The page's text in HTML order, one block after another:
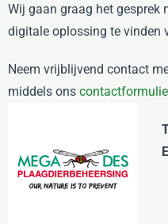
Wij gaan graag het gesprek
digitale oplossing te vinden
Neem vrijblijvend contact
middels ons